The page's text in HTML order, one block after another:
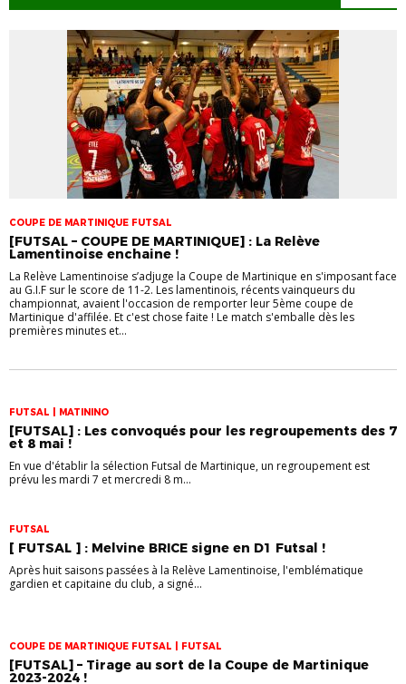
COUPE DE MARTINIQUE FUTSAL
[FUTSAL – COUPE DE MARTINIQUE] : La Relève
Lamentinoise enchaine !
La Relève Lamentinoise s’adjuge la Coupe de Martinique en s'imposant face
au G.I.F sur le score de 11-2. Les lamentinois, récents vainqueurs du
championnat, avaient l'occasion de remporter leur 5ème coupe de
Martinique d'affilée. Et c'est chose faite ! Le match s'emballe dès les
premières minutes et...
FUTSAL | MATININO
[FUTSAL] : Les convoqués pour les regroupements des 7
et 8 mai !
En vue d'établir la sélection Futsal de Martinique, un regroupement est
prévu les mardi 7 et mercredi 8 m...
FUTSAL
[ FUTSAL ] : Melvine BRICE signe en D1 Futsal !
Après huit saisons passées à la Relève Lamentinoise, l'emblématique
gardien et capitaine du club, a signé...
COUPE DE MARTINIQUE FUTSAL | FUTSAL
[FUTSAL] – Tirage au sort de la Coupe de Martinique
2023-2024 !